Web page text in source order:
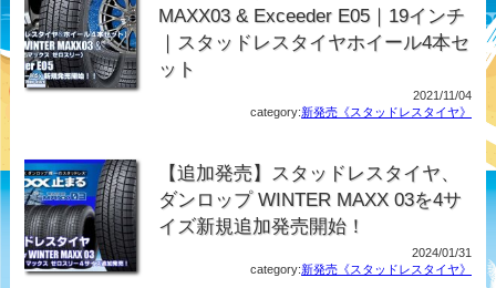
MAXX03 & Exceeder E05｜19インチ
｜スタッドレスタイヤホイール4本セ
ット
2021/11/04
category:新発売《スタッドレスタイヤ》
【追加発売】スタッドレスタイヤ、
ダンロップ WINTER MAXX 03を4サ
イズ新規追加発売開始！
2024/01/31
category:新発売《スタッドレスタイヤ》